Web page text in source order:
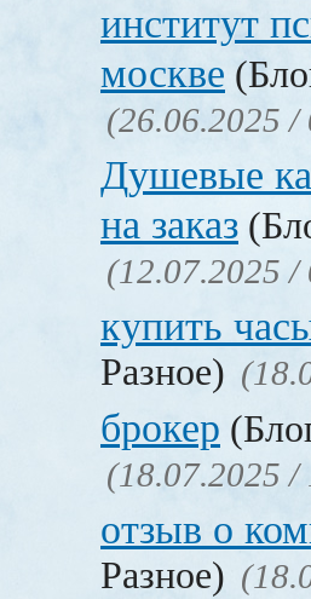
институт
москве
(26.06.2025 /
Душевые
на заказ
(12.07.2025 /
купить
Разное)
брокер
(18.07.2025 /
отзыв о
Разное)